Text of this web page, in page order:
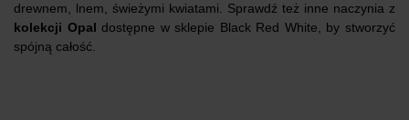
drewnem, lnem, świeżymi kwiatami. Sprawdź też inne naczynia z
kolekcji Opal dostępne w sklepie Black Red White, by stworzyć
spójną całość.